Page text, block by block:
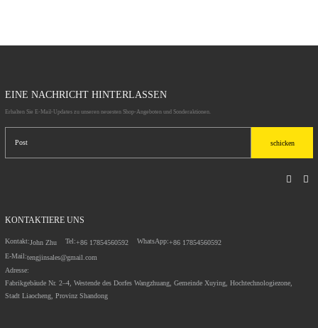
EINE NACHRICHT HINTERLASSEN
Erhalten Sie E-Mail-Updates zu unseren neuesten Shop-Angeboten und Sonderaktionen.
schicken
KONTAKTIERE UNS
Kontakt:John Zhu Tel:+86 17854560592 WhatsApp:+86 17854560592
E-Mail:tengjinsales@gmail.com
Adresse:
Fabrikgebäude Nr. 2–4, Westende des Dorfes Wangzhuang, Gemeinde Xuying, Hochtechnologiezone,
Stadt Liaocheng, Provinz Shandong